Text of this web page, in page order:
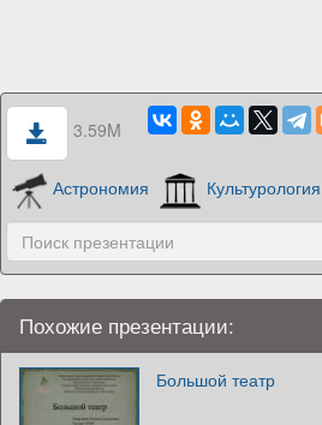
3.59M
Астрономия Культурология
Похожие презентации:
Большой театр